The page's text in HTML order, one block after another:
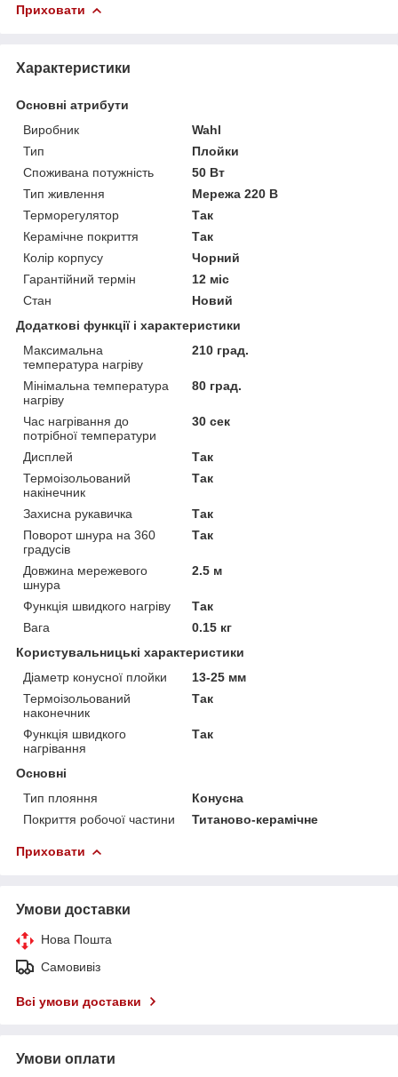
Приховати
Характеристики
Основні атрибути
Виробник
Wahl
Тип
Плойки
Споживана потужність
50 Вт
Тип живлення
Мережа 220 В
Терморегулятор
Так
Керамічне покриття
Так
Колір корпусу
Чорний
Гарантійний термін
12 міс
Стан
Новий
Додаткові функції і характеристики
Максимальна
температура нагріву
210 град.
Мінімальна температура
нагріву
80 град.
Час нагрівання до
потрібної температури
30 сек
Дисплей
Так
Термоізольований
накінечник
Так
Захисна рукавичка
Так
Поворот шнура на 360
градусів
Так
Довжина мережевого
шнура
2.5 м
Функція швидкого нагріву
Так
Вага
0.15 кг
Користувальницькі характеристики
Діаметр конусної плойки
13-25 мм
Термоізольований
наконечник
Так
Функція швидкого
нагрівання
Так
Основні
Тип плояння
Конусна
Покриття робочої частини
Титаново-керамічне
Приховати
Умови доставки
Нова Пошта
Самовивіз
Всі умови доставки
Умови оплати